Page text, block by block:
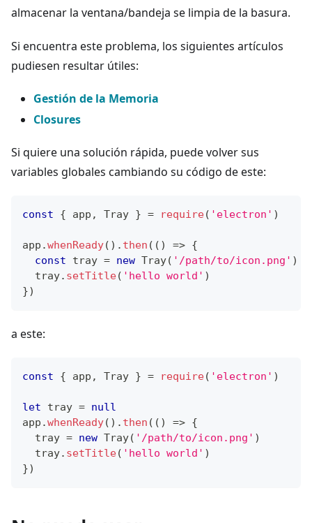
almacenar la ventana/bandeja se limpia de la basura.
Si encuentra este problema, los siguientes artículos
pudiesen resultar útiles:
Gestión de la Memoria
Closures
Si quiere una solución rápida, puede volver sus
variables globales cambiando su código de este:
const { app , Tray } = require( 'electron' )
app .whenReady( ) . then ( ( ) => {
const tray = new Tray( '/path/to/icon.png' )
  tray
. setTitle( 'hello world' )
})
a este:
const { app , Tray } = require( 'electron' )
let tray = null
app .whenReady( ) . then ( ( ) => {
  tray
= new Tray( '/path/to/icon.png' )
  tray
. setTitle( 'hello world' )
})